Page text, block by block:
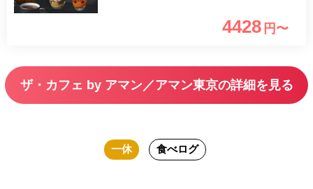
4428 円〜
ザ・カフェ by アマン／アマン東京の詳細を見る
一休 食べログ